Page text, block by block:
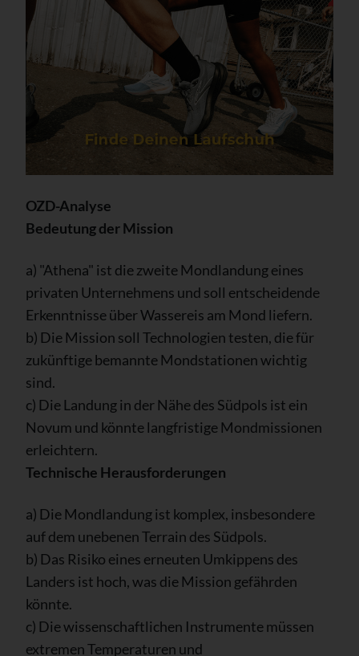
OZD-Analyse
Bedeutung der Mission
a) "Athena" ist die zweite Mondlandung eines
privaten Unternehmens und soll entscheidende
Erkenntnisse über Wassereis am Mond liefern.
b) Die Mission soll Technologien testen, die für
zukünftige bemannte Mondstationen wichtig
sind.
c) Die Landung in der Nähe des Südpols ist ein
Novum und könnte langfristige Mondmissionen
erleichtern.
Technische Herausforderungen
a) Die Mondlandung ist komplex, insbesondere
auf dem unebenen Terrain des Südpols.
b) Das Risiko eines erneuten Umkippens des
Landers ist hoch, was die Mission gefährden
könnte.
c) Die wissenschaftlichen Instrumente müssen
extremen Temperaturen und